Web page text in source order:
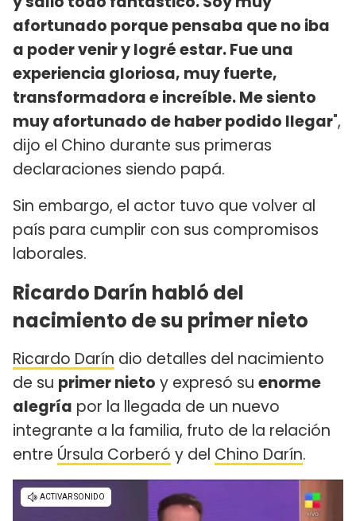
afortunado porque pensaba que no iba
a poder venir y logré estar. Fue una
experiencia gloriosa, muy fuerte,
transformadora e increíble. Me siento
muy afortunado de haber podido llegar",
dijo el Chino durante sus primeras
declaraciones siendo papá.
Sin embargo, el actor tuvo que volver al
país para cumplir con sus compromisos
laborales.
Ricardo Darín habló del
nacimiento de su primer nieto
Ricardo Darín dio detalles del nacimiento
de su primer nieto y expresó su enorme
alegría por la llegada de un nuevo
integrante a la familia, fruto de la relación
entre Úrsula Corberó y del Chino Darín.